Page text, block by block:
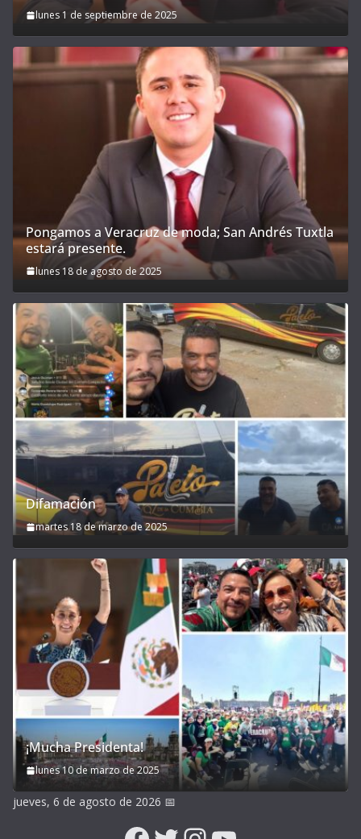
lunes 1 de septiembre de 2025
Pongamos a Veracruz de moda; San Andrés Tuxtla
estará presente.
lunes 18 de agosto de 2025
Difamación
martes 18 de marzo de 2025
¡Mucha Presidenta!
lunes 10 de marzo de 2025
jueves, 6 de agosto de 2026 📅